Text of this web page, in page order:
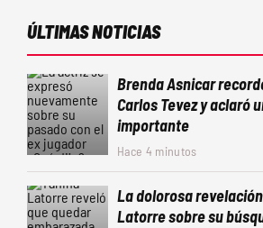
ÚLTIMAS NOTICIAS
Brenda Asnicar
Carlos Tevez y aclaró
importante
Hace 4 minutos
La dolorosa
Latorre sobre su